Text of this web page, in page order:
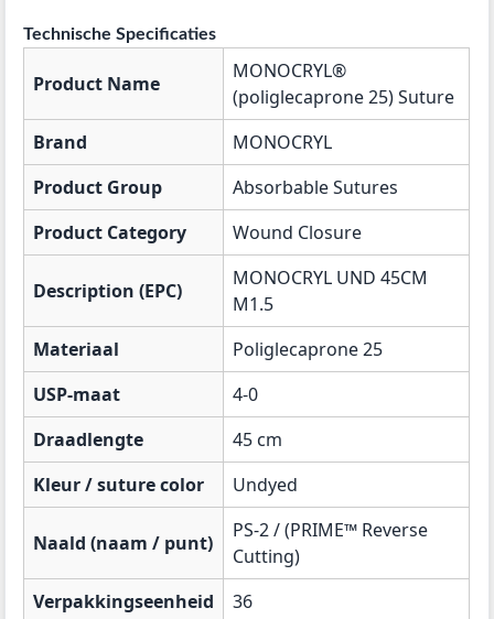
Technische Specificaties
Product Name
MONOCRYL®
(poliglecaprone 25) Suture
Brand
MONOCRYL
Product Group
Absorbable Sutures
Product Category
Wound Closure
Description (EPC)
MONOCRYL UND 45CM
M1.5
Materiaal
Poliglecaprone 25
USP-maat
4-0
Draadlengte
45 cm
Kleur / suture color
Undyed
Naald (naam / punt)
PS-2 / (PRIME™ Reverse
Cutting)
Verpakkingseenheid
36